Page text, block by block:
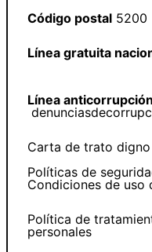
Código postal 5200
Línea gratuita
Línea anticorrupción
Carta de trato
Políticas de
Condiciones de uso
Política de
personales